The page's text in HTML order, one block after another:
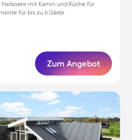
mit Kamin und Küche für
für bis zu 6 Gäste
Zum Angebot